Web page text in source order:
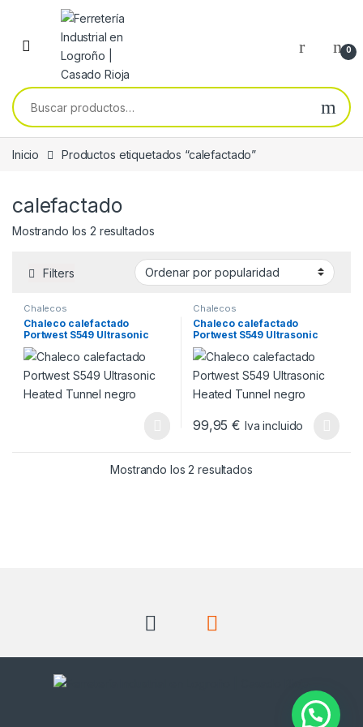
Skip to navigation
Skip to content
0
Buscar por:
Inicio Productos etiquetados “calefactado”
calefactado
Mostrando los 2 resultadosOrdenado por popularidad
Filters
Chalecos
Chaleco calefactado
Portwest S549 Ultrasonic
Heated Tunnel negro
Chalecos
Chaleco calefactado
Portwest S549 Ultrasonic
Heated Tunnel negro
99,95€ Iva incluido
Este producto tiene múltiples
Mostrando los 2 resultadosOrdenado por